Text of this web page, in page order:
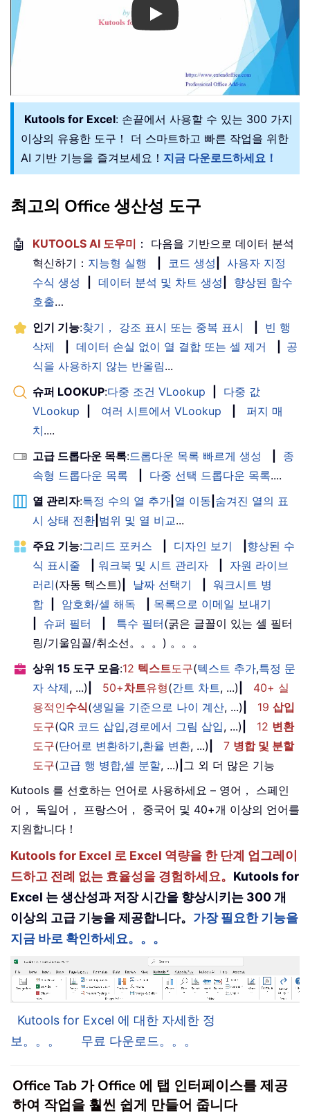
Play
Kutools for Excel: 손끝에서 사용할 수 있는 300 가지
이상의 유용한 도구！ 더 스마트하고 빠른 작업을 위한
AI 기반 기능을 즐겨보세요！ 지금 다운로드하세요！
최고의 Office 생산성 도구
🤖 KUTOOLS AI 도우미 ： 다음을 기반으로 데이터 분석
혁신하기： 지능형 실행 코드 생성
사용자 지정
수식 생성
데이터 분석 및 차트 생성
향상된 함수
호출…
인기 기능:찾기， 강조 표시 또는 중복 표시
빈 행
삭제
데이터 손실 없이 열 결합 또는 셀 제거
공
식을 사용하지 않는 반올림...
슈퍼 LOOKUP:다중 조건 VLookup
다중 값
VLookup
여러 시트에서 VLookup
퍼지 매
치....
고급 드롭다운 목록:드롭다운 목록 빠르게 생성
종
속형 드롭다운 목록
다중 선택 드롭다운 목록....
열 관리자:특정 수의 열 추가 열 이동 숨겨진 열의 표
시 상태 전환 범위 및 열 비교...
주요 기능:그리드 포커스 디자인 보기
향상된 수
식 표시줄
워크북 및 시트 관리자
자원 라이브
러리(자동 텍스트) 날짜 선택기
워크시트 병
합
암호화/셀 해독
목록으로 이메일 보내기
슈퍼 필터 특수 필터(굵은 글꼴이 있는 셀 필터
링/기울임꼴/취소선。。。) 。。。
상위 15 도구 모음:12 텍스트도구(텍스트 추가,특정 문
자 삭제, ...) 50+차트유형(간트 차트, ...)
40+ 실
용적인수식(생일을 기준으로 나이 계산, ...) 19 삽입
도구(QR 코드 삽입,경로에서 그림 삽입, ...) 12 변환
도구(단어로 변환하기,환율 변환, ...) 7 병합 및 분할
도구(고급 행 병합,셀 분할, ...) 그 외 더 많은 기능
Kutools 를 선호하는 언어로 사용하세요 – 영어， 스페인
어， 독일어， 프랑스어， 중국어 및 40+개 이상의 언어를
지원합니다！
Kutools for Excel 로 Excel 역량을 한 단계 업그레이
드하고 전례 없는 효율성을 경험하세요。 Kutools for
Excel 는 생산성과 저장 시간을 향상시키는 300 개
이상의 고급 기능을 제공합니다。 가장 필요한 기능을
지금 바로 확인하세요。。。
Kutools for Excel 에 대한 자세한 정
보。。。
무료 다운로드。。。
Office Tab 가 Office 에 탭 인터페이스를 제공
하여 작업을 훨씬 쉽게 만들어 줍니다